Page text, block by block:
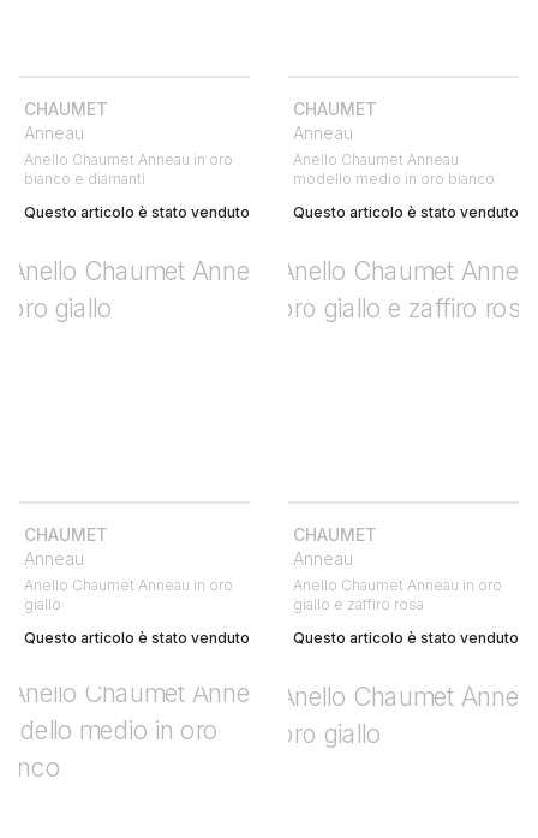
CHAUMET
Anneau
Anello Chaumet Anneau in oro
bianco e diamanti
Questo articolo è stato venduto
CHAUMET
Anneau
Anello Chaumet Anneau
modello medio in oro bianco
Questo articolo è stato venduto
CHAUMET
Anneau
Anello Chaumet Anneau in oro
giallo
Questo articolo è stato venduto
CHAUMET
Anneau
Anello Chaumet Anneau in oro
giallo e zaffiro rosa
Questo articolo è stato venduto